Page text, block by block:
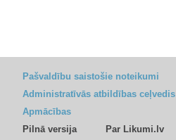
Pašvaldību saistošie noteikumi
Administratīvās atbildības ceļvedis
Apmācības
Pilnā versija
Par Likumi.lv